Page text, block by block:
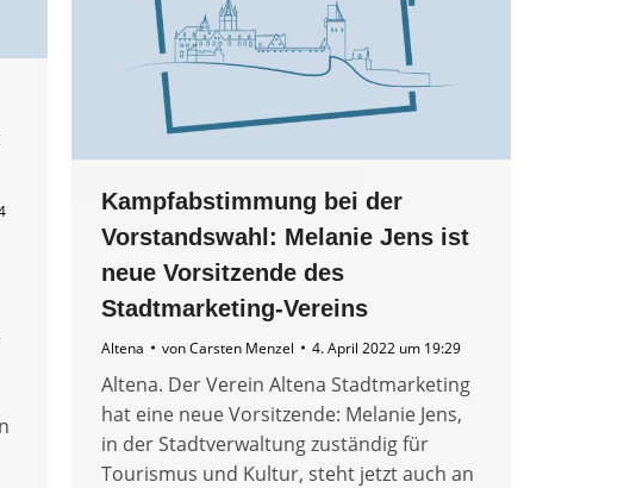
Kampfabstimmung bei der
Vorstandswahl: Melanie Jens ist
neue Vorsitzende des
Stadtmarketing-Vereins
Altena vonCarsten Menzel 4. April 2022 um 19:29
Altena. Der Verein Altena Stadtmarketing
hat eine neue Vorsitzende: Melanie Jens,
in der Stadtverwaltung zuständig für
Tourismus und Kultur, steht jetzt auch an